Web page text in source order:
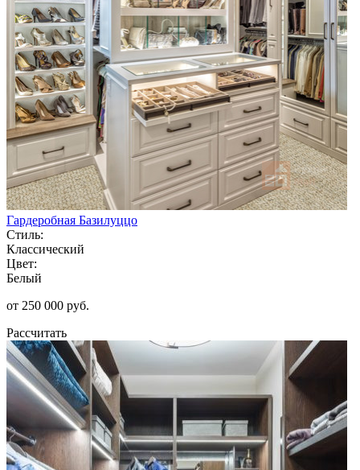
Гардеробная Базилуццо
Стиль:
Классический
Цвет:
Белый
от 250 000 руб.
Рассчитать